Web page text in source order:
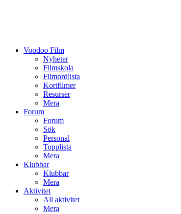
Voodoo Film
Nyheter
Filmskola
Filmordlista
Kortfilmer
Resurser
Mera
Forum
Forum
Sök
Personal
Topplista
Mera
Klubbar
Klubbar
Mera
Aktivitet
All aktivitet
Mera